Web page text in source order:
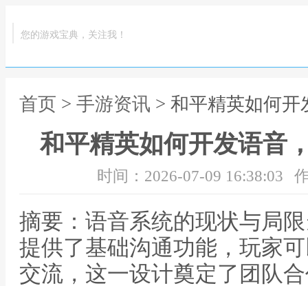
您的游戏宝典，关注我！
首页 > 手游资讯 > 和平精英如何
和平精英如何开发语音
时间：2026-07-09 16:38:03
摘要：语音系统的现状与局
提供了基础沟通功能，玩家
交流，这一设计奠定了团队